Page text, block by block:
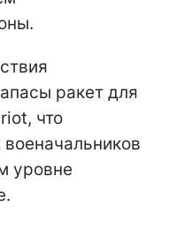
ракет для
что
уровне